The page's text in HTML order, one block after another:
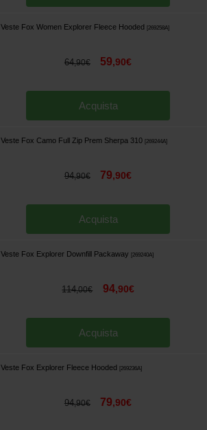
Veste Fox Women Explorer Fleece Hooded 269258A]
64,90€ 59,90€
Acquista
Veste Fox Camo Full Zip Prem Sherpa 310 269244A]
94,90€ 79,90€
Acquista
Veste Fox Explorer Downfill Packaway 269240A]
114,00€ 94,90€
Acquista
Veste Fox Explorer Fleece Hooded 269236A]
94,90€ 79,90€